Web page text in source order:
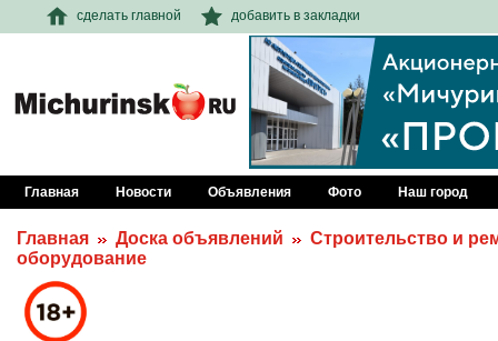
сделать главной добавить в закладки
Главная Новости Объявления Фото Наш город
Главная Доска объявлений
Строительство и
оборудование